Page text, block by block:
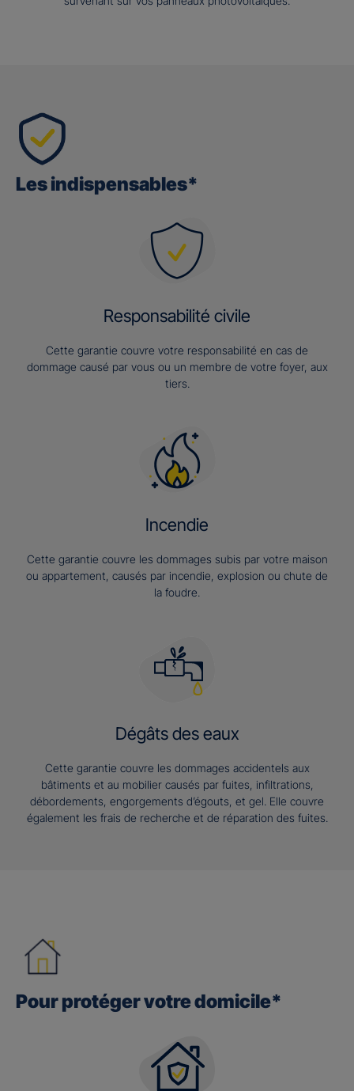
Les indispensables*
Responsabilité civile
Cette garantie couvre votre responsabilité en cas de
dommage causé par vous ou un membre de votre foyer, aux
tiers.
Incendie
Cette garantie couvre les dommages subis par votre maison
ou appartement, causés par incendie, explosion ou chute de
la foudre.
Dégâts des eaux
Cette garantie couvre les dommages accidentels aux
bâtiments et au mobilier causés par fuites, infiltrations,
débordements, engorgements d’égouts, et gel. Elle couvre
également les frais de recherche et de réparation des fuites.
Pour protéger votre domicile*